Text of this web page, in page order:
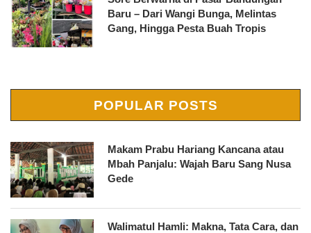
Baru – Dari Wangi Bunga, Melintas
Gang, Hingga Pesta Buah Tropis
POPULAR POSTS
Makam Prabu Hariang Kancana atau
Mbah Panjalu: Wajah Baru Sang Nusa
Gede
Walimatul Hamli: Makna, Tata Cara, dan